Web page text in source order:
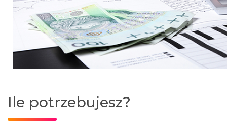
Ile potrzebujesz?